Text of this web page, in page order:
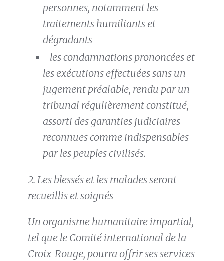
personnes, notamment les
traitements humiliants et
dégradants
les condamnations prononcées et
les exécutions effectuées sans un
jugement préalable, rendu par un
tribunal régulièrement constitué,
assorti des garanties judiciaires
reconnues comme indispensables
par les peuples civilisés.
2. Les blessés et les malades seront
recueillis et soignés
Un organisme humanitaire impartial,
tel que le Comité international de la
Croix-Rouge, pourra offrir ses services